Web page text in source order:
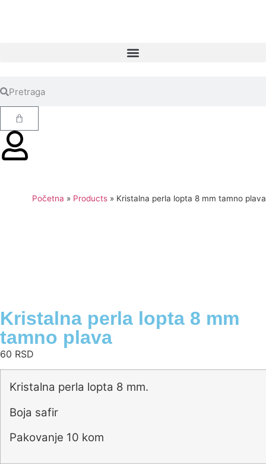
Početna » Products » Kristalna perla lopta 8 mm tamno plava
Kristalna perla lopta 8 mm
tamno plava
60 RSD
Kristalna perla lopta 8 mm.
Boja safir
Pakovanje 10 kom